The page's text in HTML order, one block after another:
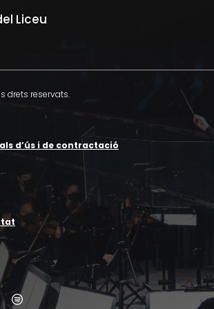
Liceu
drets reservats.
d’ús i de contractació